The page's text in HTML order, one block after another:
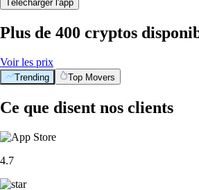
Télécharger l'app
Plus de 400 cryptos
Voir les prix
Trending Top Movers
Ce que disent nos clients
4.7